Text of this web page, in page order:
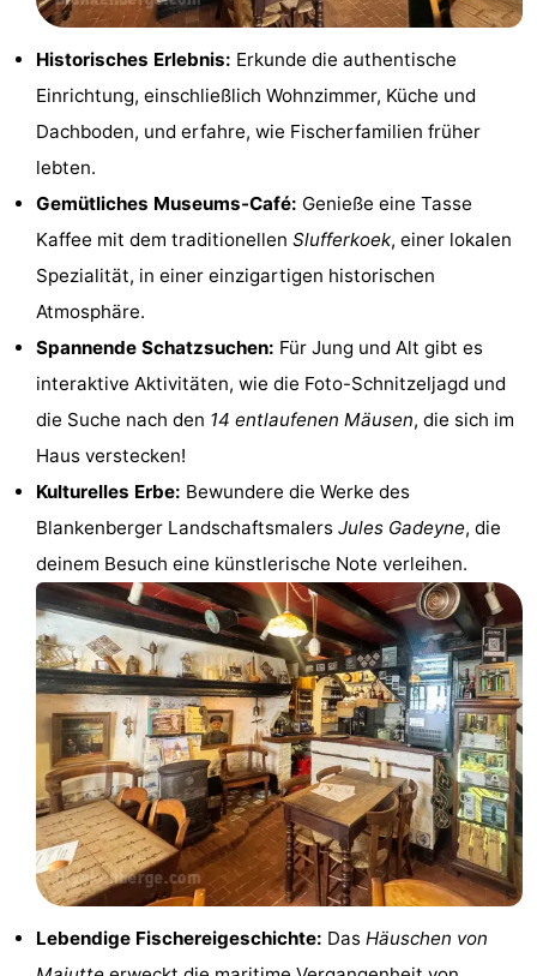
Rundfahrten
Spielplätze
-
Spielplätze
Bowling
Minigolfplätze
Wellness-
Zentren
Dörfer
Städte
Sport
Schwimmbader
Radfahren
Wandern
Golfplatze
Surfen
Essen
und
Veranstaltungen
Historisches Erlebnis: Erkunde die authentische
Einrichtung, einschließlich Wohnzimmer, Küche und
Dachboden, und erfahre, wie Fischerfamilien früher
lebten.
Gemütliches Museums-Café: Genieße eine Tasse
Kaffee mit dem traditionellen Slufferkoek, einer lokalen
Spezialität, in einer einzigartigen historischen
Atmosphäre.
Spannende Schatzsuchen: Für Jung und Alt gibt es
interaktive Aktivitäten, wie die Foto-Schnitzeljagd und
die Suche nach den 14 entlaufenen Mäusen, die sich im
Haus verstecken!
Kulturelles Erbe: Bewundere die Werke des
Blankenberger Landschaftsmalers Jules Gadeyne, die
deinem Besuch eine künstlerische Note verleihen.
Lebendige Fischereigeschichte: Das Häuschen von